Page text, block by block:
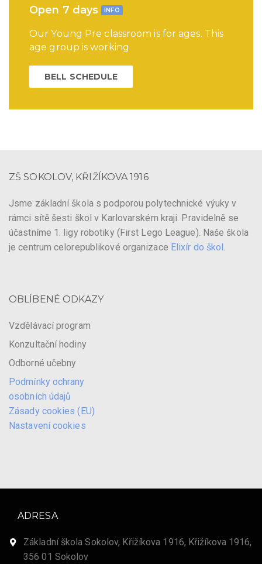
Open 7 days INFO
Our Young Pre classroom is for ages. This
age group is working
BELL SCHEDULE
ZŠ SOKOLOV, KŘIŽÍKOVA 1916
Jsme základní škola s podporou polytechnické výuky v
rámci sítě šesti škol v Karlovarském kraji. Pravidelně se
účastníme 1. ligy robotiky (First Lego League). Naše škola
je centrum celorepublikové organizace Elixír do škol
OBLÍBENÉ ODKAZY
Vzdělávací program
Konzultační hodiny
Odborné učebny
Podmínky ochrany
osobních údajů
Zásady cookies (EU)
Nastavení cookies
ADRESA
Základní škola Sokolov, Křižíkova 1916, Křižíkova 1916,
356 01 Sokolov